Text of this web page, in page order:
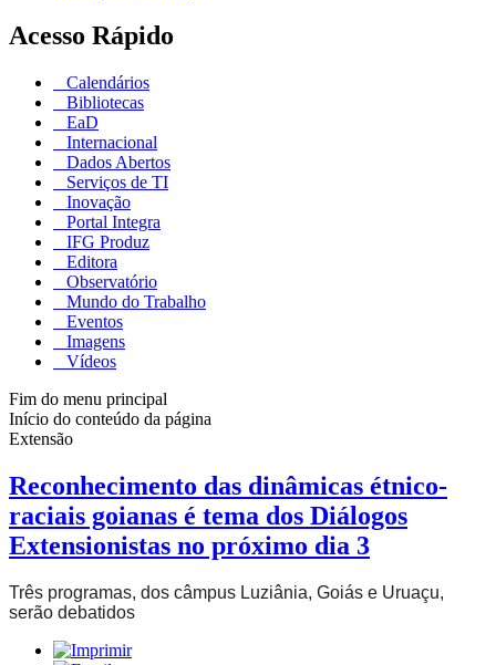
Acesso Rápido
Calendários
Bibliotecas
EaD
Internacional
Dados Abertos
Serviços de TI
Inovação
Portal Integra
IFG Produz
Editora
Observatório
Mundo do Trabalho
Eventos
Imagens
Vídeos
Fim do menu principal
Início do conteúdo da página
Extensão
Reconhecimento das dinâmicas étnico-
raciais goianas é tema dos Diálogos
Extensionistas no próximo dia 3
Três programas, dos câmpus Luziânia, Goiás e Uruaçu,
serão debatidos